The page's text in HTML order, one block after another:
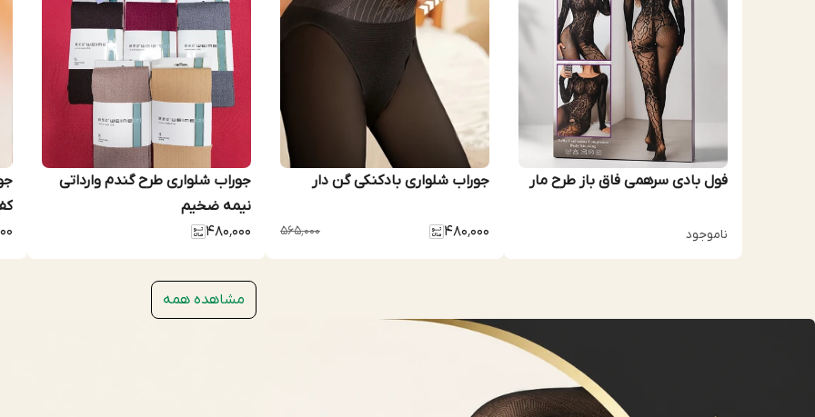
فول بادی سرهمی فاق باز طرح مار
ناموجود
جوراب شلواری بادکنکی گن دار
۴۸۰٬۰۰۰ ۵۶۵٬۰۰۰
جوراب شلواری طرح گندم وارداتی
نیمه ضخیم
۴۸۰٬۰۰۰
مشاهده همه